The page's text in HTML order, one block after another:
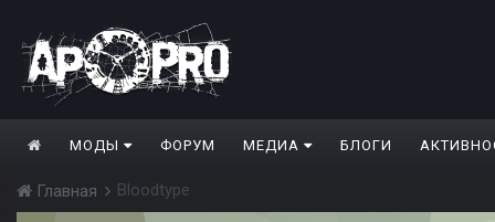
МОДЫ ФОРУМ МЕДИА БЛОГИ
Главная Bloodtype